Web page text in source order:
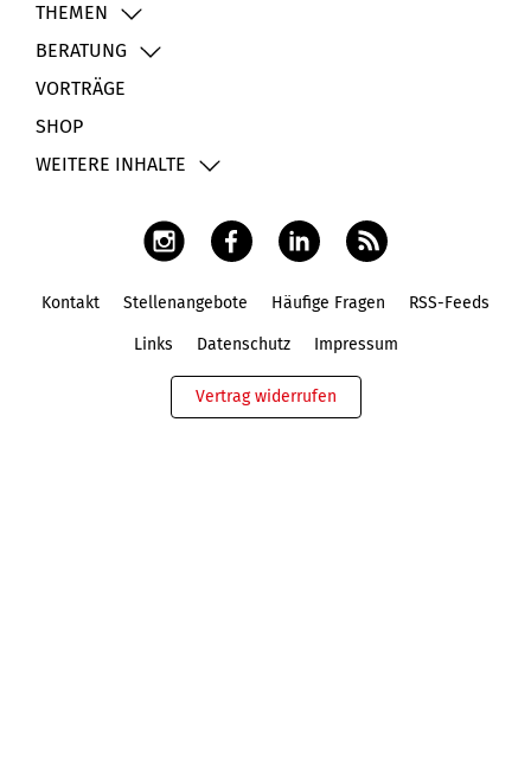
THEMEN
BERATUNG
VORTRÄGE
SHOP
WEITERE INHALTE
Kontakt Stellenangebote Häufige Fragen RSS-Feeds
Links Datenschutz Impressum
Vertrag widerrufen